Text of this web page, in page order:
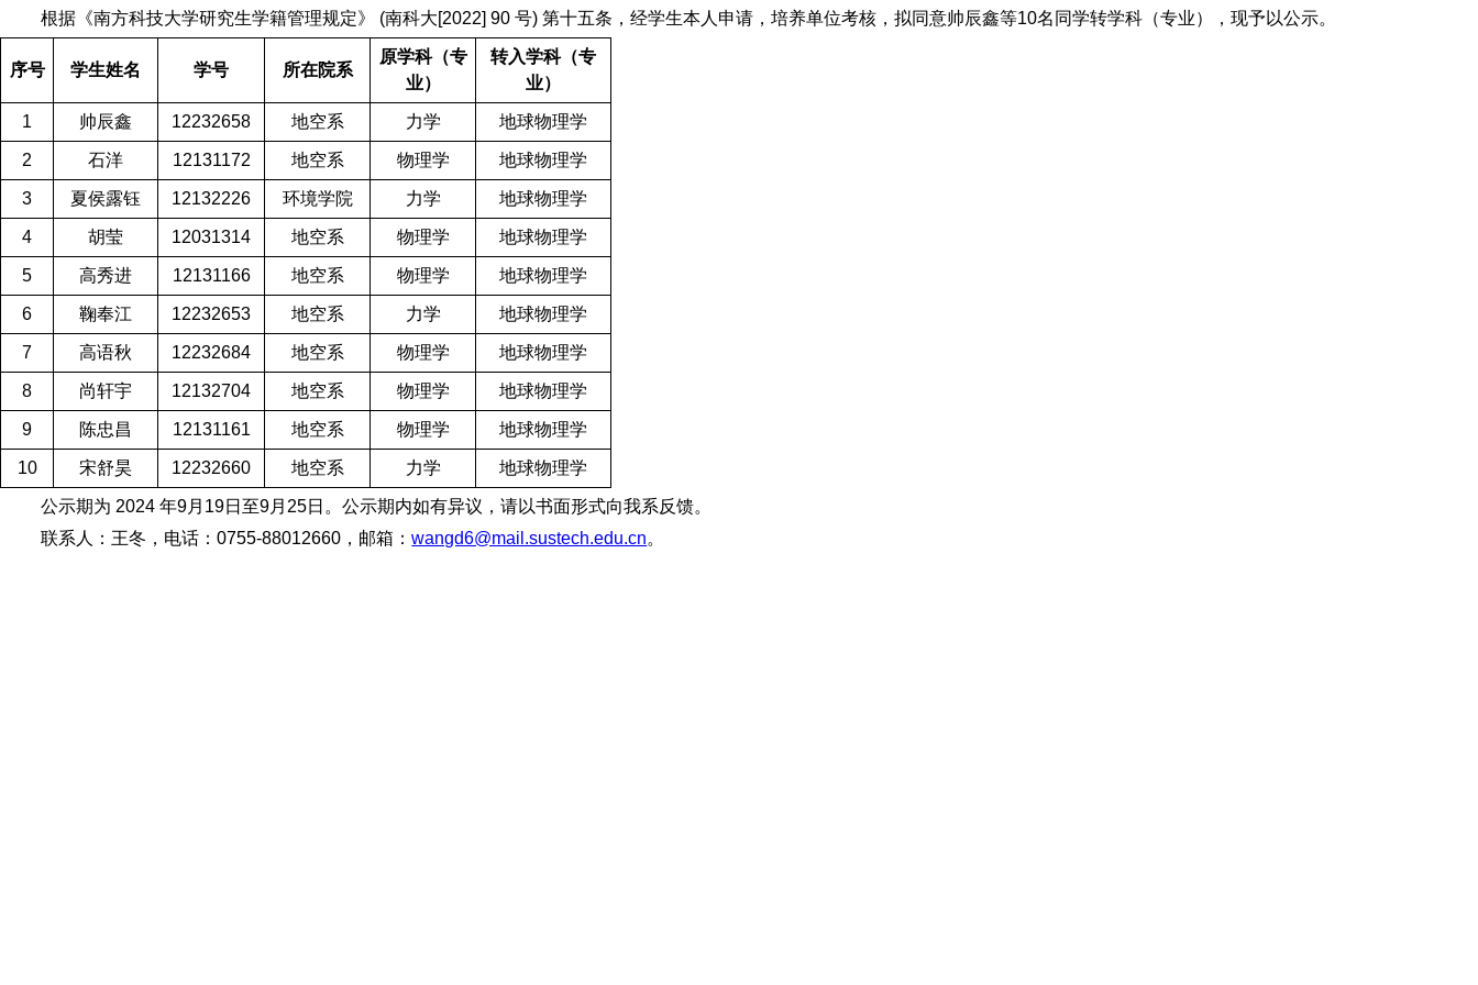
根据《南方科技大学研究生学籍管理规定》 (南科大[2022] 90号)第十五条，经学生本人申请，培养单位考核，拟同意帅辰鑫等10名同学转学科（专业） ，现予以公示。
序号 学生姓名 学号 所在院系
原学科（专
业）
转入学科（专
业）
1 帅辰鑫 12232658 地空系 力学 地球物理学
2 石洋 12131172 地空系 物理学 地球物理学
3 夏侯露钰 12132226 环境学院 力学 地球物理学
4 胡莹 12031314 地空系 物理学 地球物理学
5 高秀进 12131166 地空系 物理学 地球物理学
6 鞠奉江 12232653 地空系 力学 地球物理学
7 高语秋 12232684 地空系 物理学 地球物理学
8 尚轩宇 12132704 地空系 物理学 地球物理学
9 陈忠昌 12131161 地空系 物理学 地球物理学
10 宋舒昊 12232660 地空系 力学 地球物理学
公示期为 2024年9月 19日至9月 25日。公示期内如有异议，请以书面形式向我系反馈。
联系人：王冬，电话：0755-88012660 ，邮箱：wangd6@mail.sustech.edu.cn。